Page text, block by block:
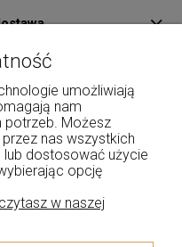
umożliwiają
nam
Możesz
nas wszystkich
dostosować użycie
opcję
w naszej